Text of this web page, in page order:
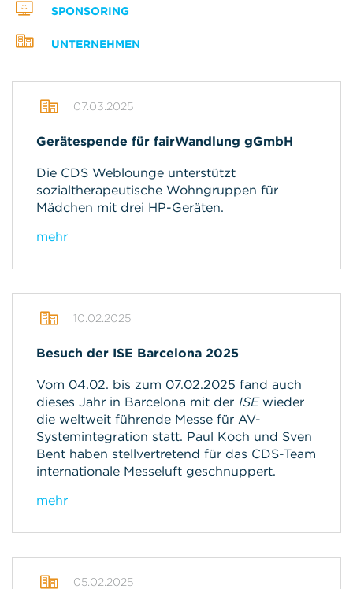
SPONSORING
UNTERNEHMEN
07.03.2025
Gerätespende für fairWandlung gGmbH
Die CDS Weblounge unterstützt
sozialtherapeutische Wohngruppen für
Mädchen mit drei HP-Geräten.
mehr
10.02.2025
Besuch der ISE Barcelona 2025
Vom 04.02. bis zum 07.02.2025 fand auch
dieses Jahr in Barcelona mit der ISEwieder
die weltweit führende Messe für AV-
Systemintegration statt. Paul Koch und Sven
Bent haben stellvertretend für das CDS-Team
internationale Messeluft geschnuppert.
mehr
05.02.2025